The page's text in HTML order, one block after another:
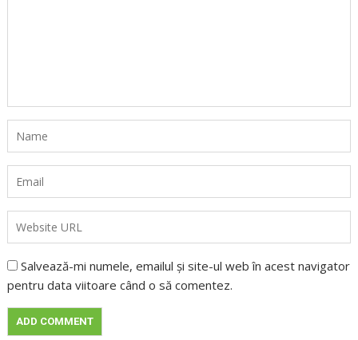
Salvează-mi numele, emailul și site-ul web în acest navigator
pentru data viitoare când o să comentez.